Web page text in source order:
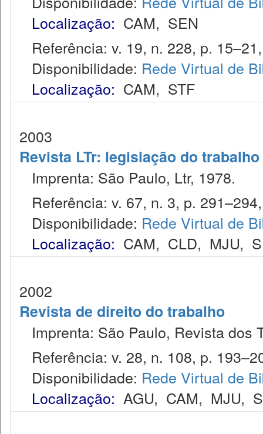
Localização: CAM, SEN
Referência: v. 19, n. 228, p.
Disponibilidade: Rede Virtual de
Localização: CAM, STF
2003
Revista LTr: legislação do trabalho
Imprenta: São Paulo, Ltr, 1978.
Referência: v. 67, n. 3, p.
Disponibilidade: Rede Virtual de
Localização: CAM, CLD, MJU,
2002
Revista de direito do trabalho
Imprenta: São Paulo, Revista dos
Referência: v. 28, n. 108, p.
Disponibilidade: Rede Virtual de
Localização: AGU, CAM, MJU,